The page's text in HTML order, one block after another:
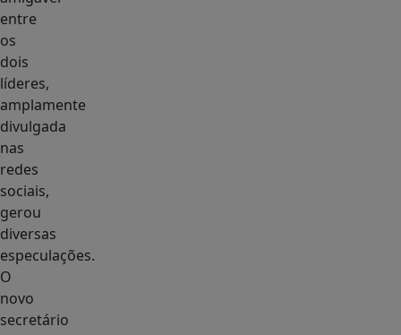
entre
os
dois
líderes,
amplamente
divulgada
nas
redes
sociais,
gerou
diversas
especulações.
O
novo
secretário